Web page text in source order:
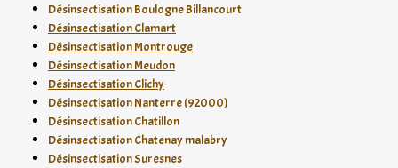
Désinsectisation Boulogne Billancourt
Désinsectisation Clamart
Désinsectisation Montrouge
Désinsectisation Meudon
Désinsectisation Clichy
Désinsectisation Nanterre (92000)
Désinsectisation Chatillon
Désinsectisation Chatenay malabry
Désinsectisation Suresnes